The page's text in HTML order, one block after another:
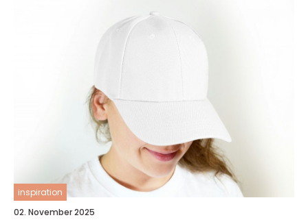
inspiration
02. November 2025